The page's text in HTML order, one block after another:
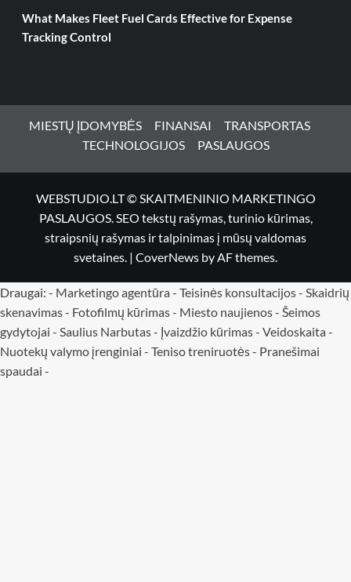
What Makes Fleet Fuel Cards Effective for Expense
Tracking Control
MIESTŲ ĮDOMYBĖS FINANSAI
TRANSPORTAS
TECHNOLOGIJOS
PASLAUGOS
WEBSTUDIO.LT © SKAITMENINIO MARKETINGO
PASLAUGOS. SEO tekstų rašymas, turinio kūrimas,
straipsnių rašymas ir talpinimas į mūsų valdomas
svetaines. | CoverNews by AF themes.
Draugai: - Marketingo agentūra - Teisinės konsultacijos- Skaidrių
skenavimas- Fotofilmų kūrimas- Miesto naujienos- Šeimos
gydytojai - Saulius Narbutas- Įvaizdžio kūrimas- Veidoskaita -
Nuotekų valymo įrenginiai - Teniso treniruotės- Pranešimai
spaudai -